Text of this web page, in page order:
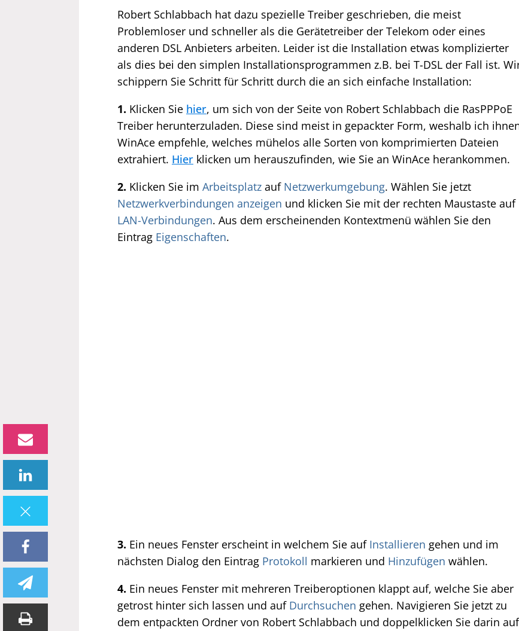
Robert Schlabbach hat dazu spezielle Treiber geschrieben, die meist
Problemloser und schneller als die Gerätetreiber der Telekom oder eines
anderen DSL Anbieters arbeiten. Leider ist die Installation etwas komplizierter
als dies bei den simplen Installationsprogrammen z.B. bei T-DSL der Fall ist.
schippern Sie Schritt für Schritt durch die an sich einfache Installation:
1. Klicken Sie hier, um sich von der Seite von Robert Schlabbach die RasPPPoE
Treiber herunterzuladen. Diese sind meist in gepackter Form, weshalb ich
WinAce empfehle, welches mühelos alle Sorten von komprimierten Dateien
extrahiert. Hier klicken um herauszufinden, wie Sie an WinAce herankommen.
2. Klicken Sie im Arbeitsplatz auf Netzwerkumgebung. Wählen Sie jetzt
Netzwerkverbindungen anzeigen und klicken Sie mit der rechten Maustaste auf
LAN-Verbindungen. Aus dem erscheinenden Kontextmenü wählen Sie den
Eintrag Eigenschaften.
3. Ein neues Fenster erscheint in welchem Sie auf Installieren gehen und im
nächsten Dialog den Eintrag Protokoll markieren und Hinzufügen wählen.
4. Ein neues Fenster mit mehreren Treiberoptionen klappt auf, welche Sie aber
getrost hinter sich lassen und auf Durchsuchen gehen. Navigieren Sie jetzt zu
dem entpackten Ordner von Robert Schlabbach und doppelklicken Sie darin auf